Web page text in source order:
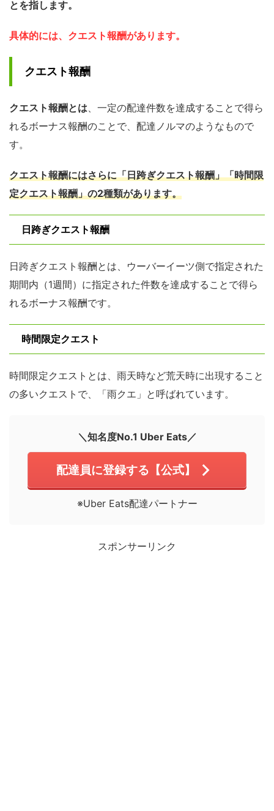
とを指します。
具体的には、クエスト報酬があります。
クエスト報酬
クエスト報酬とは 、一定の配達件数を達成することで得ら
れるボーナス報酬のことで、配達ノルマのようなもので
す。
クエスト報酬にはさらに「日跨ぎクエスト報酬」「時間限
定クエスト報酬」の2種類があります。
日跨ぎクエスト報酬
日跨ぎクエスト報酬とは、ウーバーイーツ側で指定された
期間内（1週間）に指定された件数を達成することで得ら
れるボーナス報酬です。
時間限定クエスト
時間限定クエストとは、雨天時など荒天時に出現すること
の多いクエストで、「雨クエ」と呼ばれています。
＼知名度No.1 Uber Eats／
配達員に登録する【公式】
※Uber Eats配達パートナー
スポンサーリンク